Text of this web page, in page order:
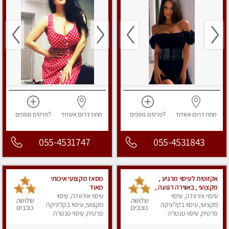
מחוז דרוםאשדוד לפרטים נוספים
055-4531843
מחוז דרוםאשדוד לפרטים נוספים
055-4531747
אקזוטית לעיסוי מרגיע ,
מקצועי , באווירה רגועה ,
דירה פרטית
עיסוי אירוודה, עיסוי
מקצועי, עיסוי בקליניקה
פרטית, עיסוי טנטרה
שלושה
כוכבים
מסאז מקצועי איכותי
מאוד
עיסוי אירוודה, עיסוי
מקצועי, עיסוי בקליניקה
פרטית, עיסוי טנטרה
שלושה
כוכבים